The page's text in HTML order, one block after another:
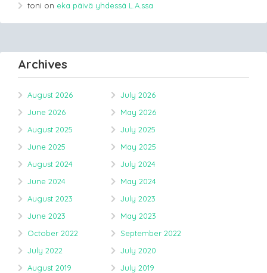
toni on eka päivä yhdessä L.A.ssa
Archives
August 2026
July 2026
June 2026
May 2026
August 2025
July 2025
June 2025
May 2025
August 2024
July 2024
June 2024
May 2024
August 2023
July 2023
June 2023
May 2023
October 2022
September 2022
July 2022
July 2020
August 2019
July 2019